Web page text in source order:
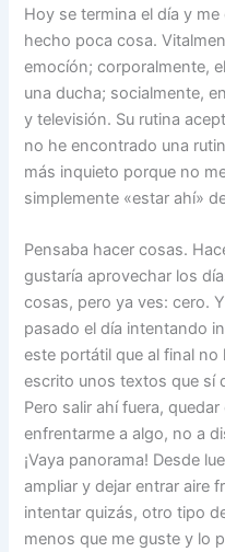
Hoy se termina el día y
hecho poca cosa.
emocíón; corporalmente,
una ducha; socialmente,
y televisión. Su rutina
no he encontrado una
más inquieto porque no
simplemente «estar ahí»
Pensaba hacer cosas.
gustaría aprovechar los
cosas, pero ya ves: cero.
pasado el día intentando
este portátil que al final
escrito unos textos que sí
Pero salir ahí fuera,
enfrentarme a algo, no a
¡Vaya panorama! Desde
ampliar y dejar entrar aire
intentar quizás, otro tipo
menos que me guste y lo